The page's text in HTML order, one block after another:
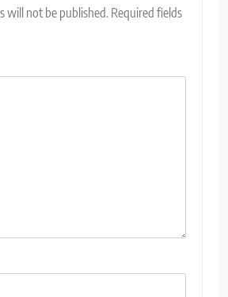
will not be published. Required fields